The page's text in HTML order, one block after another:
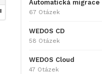
Automatická migrace
67 Otázek
WEDOS CD
58 Otázek
WEDOS Cloud
47 Otázek